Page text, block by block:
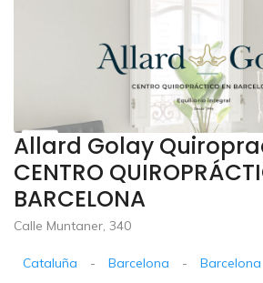
Allard Golay
CENTRO
BARCELONA
Calle Muntaner, 340
Cataluña - Barcelona - Barcelona